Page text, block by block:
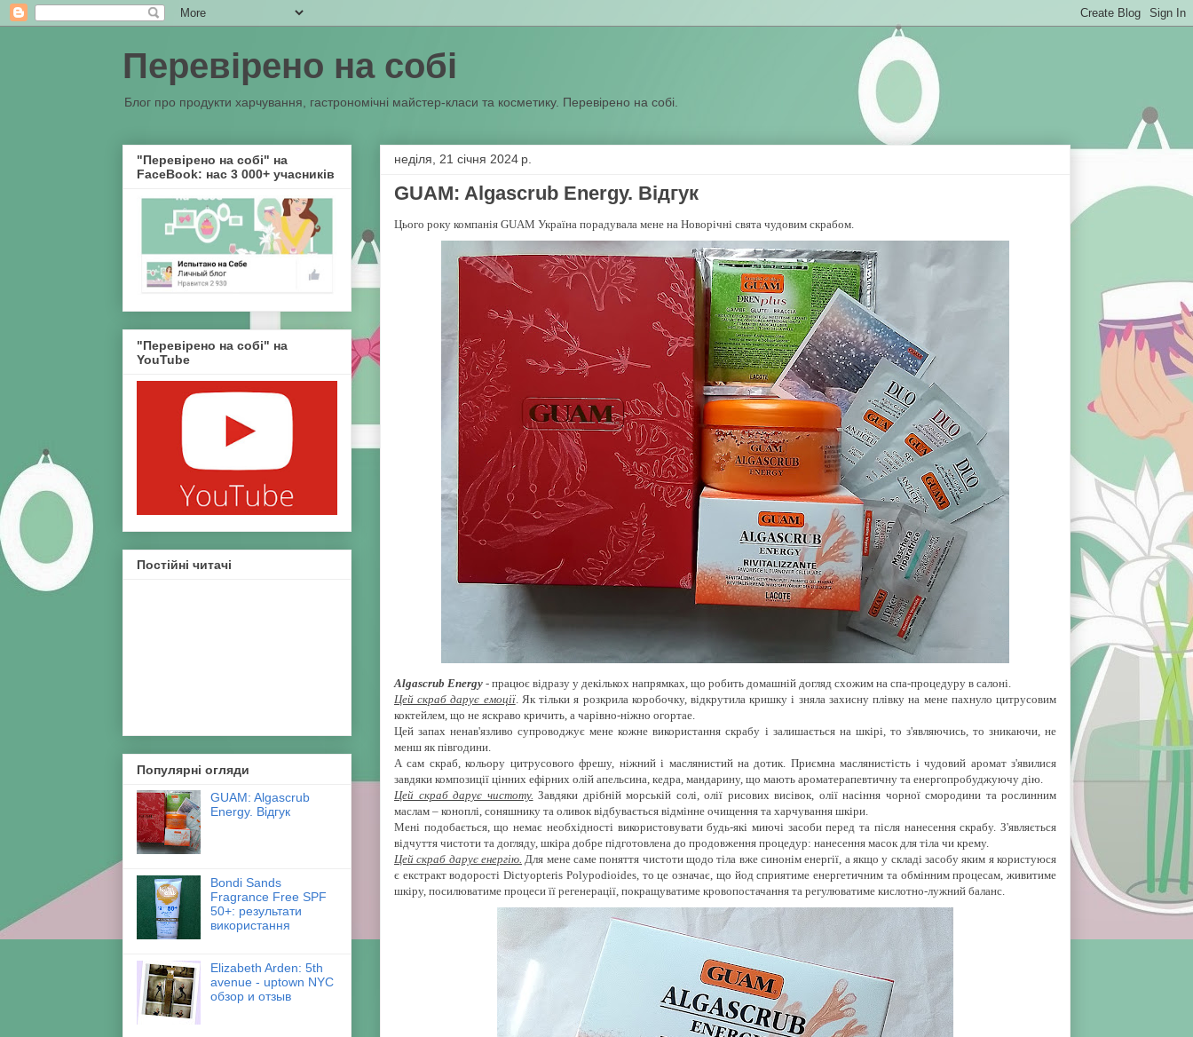
Перевірено на собі
Блог про продукти харчування, гастрономічні майстер-класи та косметику. Перевірено на собі.
неділя, 21 січня 2024 р.
GUAM: Algascrub Energy. Відгук
Цього року компанія GUAM Україна порадувала мене на Новорічні свята чудовим скрабом.
Algascrub Energy - працює відразу у декількох напрямках, що робить домашній догляд схожим на спа-процедуру в салоні.
Цей скраб дарує емоції. Як тільки я розкрила коробочку, відкрутила кришку і зняла захисну плівку на мене пахнуло цитрусовим
коктейлем, що не яскраво кричить, а чарівно-ніжно огортае.
Цей запах ненав'язливо супроводжує мене кожне використання скрабу і залишається на шкірі, то з'являючись, то зникаючи, не
менш як півгодини.
А сам скраб, кольору цитрусового фрешу, ніжний і маслянистий на дотик. Приємна маслянистість і чудовий аромат з'явилися
завдяки композиції цінних ефірних олій апельсина, кедра, мандарину, що мають ароматерапевтичну та енергопробуджуючу дію.
Цей скраб дарує чистоту. Завдяки дрібній морській солі, олії рисових висівок, олії насіння чорної смородини та рослинним
маслам – коноплі, соняшнику та оливок відбувається відмінне очищення та харчування шкіри.
Мені подобається, що немає необхідності використовувати будь-які миючі засоби перед та після нанесення скрабу. З'являється
відчуття чистоти та догляду, шкіра добре підготовлена до продовження процедур: нанесення масок для тіла чи крему.
Цей скраб дарує енергію. Для мене саме поняття чистоти щодо тіла вже синонім енергії, а якщо у складі засобу яким я користуюся
є екстракт водорості Dictyopteris Polypodioides, то це означає, що йод сприятиме енергетичним та обмінним процесам, живитиме
шкіру, посилюватиме процеси її регенерації, покращуватиме кровопостачання та регулюватиме кислотно-лужний баланс.
"Перевірено на собі" на
FaceBook: нас 3 000+ учасників
"Перевірено на собі" на
YouTube
Постійні читачі
Популярні огляди
GUAM: Algascrub
Energy. Відгук
Bondi Sands
Fragrance Free SPF
50+: результати
використання
Elizabeth Arden: 5th
avenue - uptown NYC
обзор и отзыв